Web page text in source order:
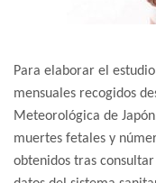
Para elaborar el
mensuales recogidos
Meteorológica de
muertes fetales y
obtenidos tras